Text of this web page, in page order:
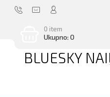
0 item
Ukupno: 0
BLUESKY .